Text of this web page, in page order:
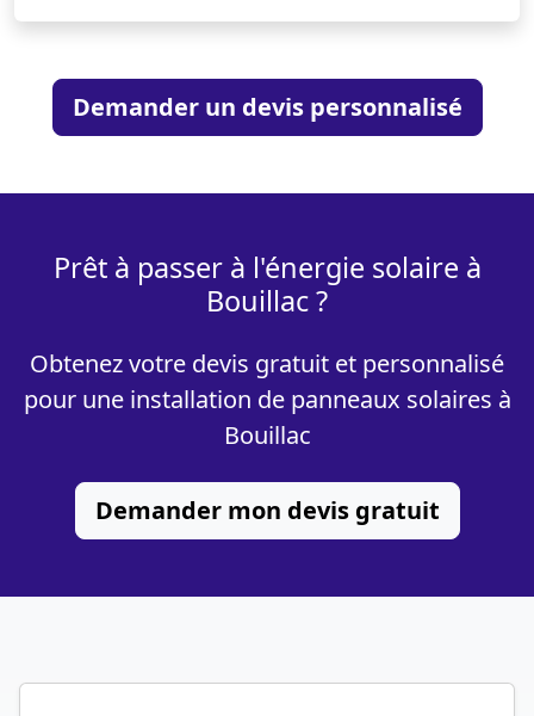
Demander un devis personnalisé
Prêt à passer à l'énergie solaire à
Bouillac ?
Obtenez votre devis gratuit et personnalisé
pour une installation de panneaux solaires à
Bouillac
Demander mon devis gratuit